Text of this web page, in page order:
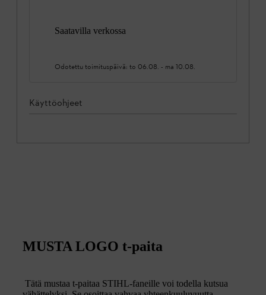
Saatavilla verkossa
Odotettu toimituspäivä: to 06.08. - ma 10.08.
Käyttöohjeet
MUSTA LOGO t-paita
Tätä mustaa t-paitaa STIHL-faneille voi todella kutsua